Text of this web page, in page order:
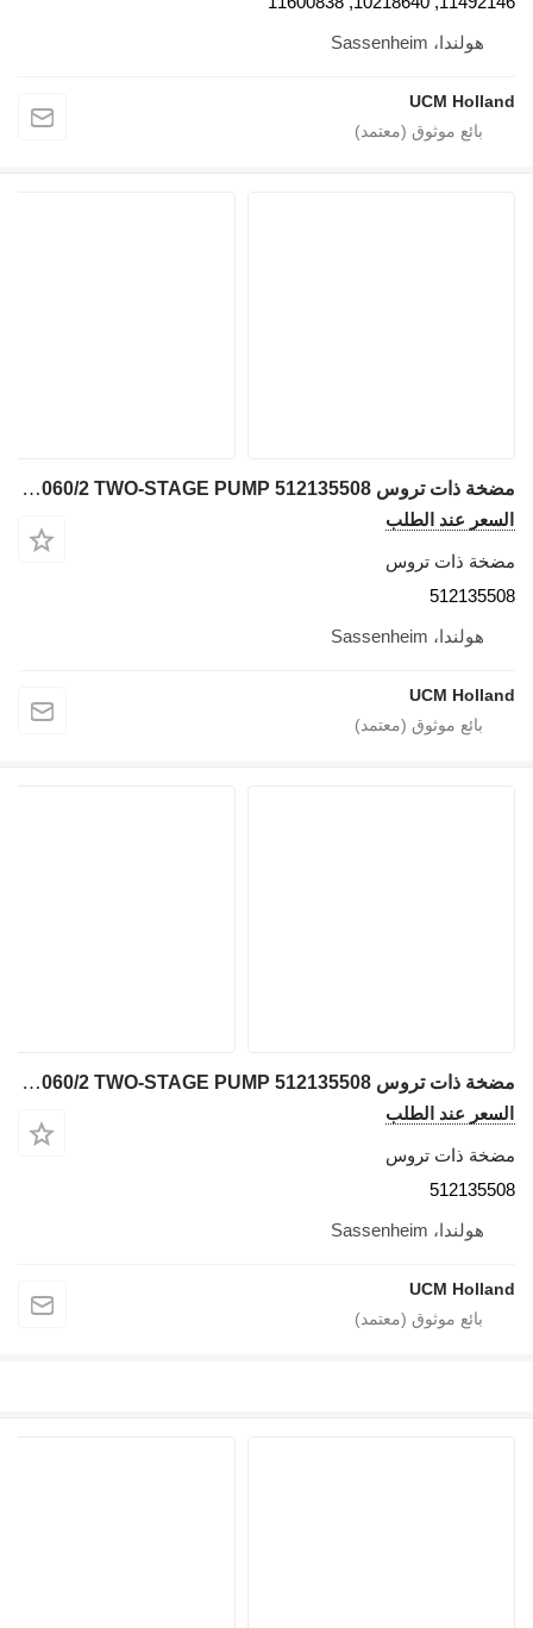
هولندا، Sassenheim
UCM Holland
مضخة ذات تروس Liebherr LTM 1060/2 TWO-STAGE PUMP 512135508 لـ شاحنة رافعة
السعر عند الطلب
مضخة ذات تروس
512135508
هولندا، Sassenheim
UCM Holland
مضخة ذات تروس Liebherr LTM 1060/2 TWO-STAGE PUMP 512135508 لـ شاحنة رافعة
السعر عند الطلب
مضخة ذات تروس
512135508
هولندا، Sassenheim
UCM Holland